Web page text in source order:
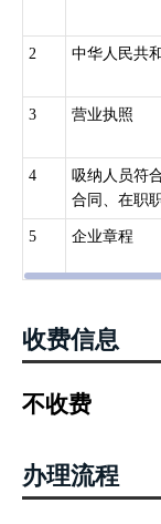
2 中华人民共
3 营业执照
4
吸纳人员符
合同、在职
5 企业章程
收费信息
不收费
办理流程